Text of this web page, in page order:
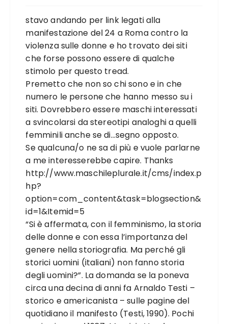
stavo andando per link legati alla
manifestazione del 24 a Roma contro la
violenza sulle donne e ho trovato dei siti
che forse possono essere di qualche
stimolo per questo tread.
Premetto che non so chi sono e in che
numero le persone che hanno messo su i
siti. Dovrebbero essere maschi interessati
a svincolarsi da stereotipi analoghi a quelli
femminili anche se di…segno opposto.
Se qualcuna/o ne sa di più e vuole parlarne
a me interesserebbe capire. Thanks
http://www.maschileplurale.it/cms/index.p
hp?
option=com_content&task=blogsection&
id=1&Itemid=5
“Si è affermata, con il femminismo, la storia
delle donne e con essa l’importanza del
genere nella storiografia. Ma perché gli
storici uomini (italiani) non fanno storia
degli uomini?”. La domanda se la poneva
circa una decina di anni fa Arnaldo Testi –
storico e americanista – sulle pagine del
quotidiano il manifesto (Testi, 1990). Pochi